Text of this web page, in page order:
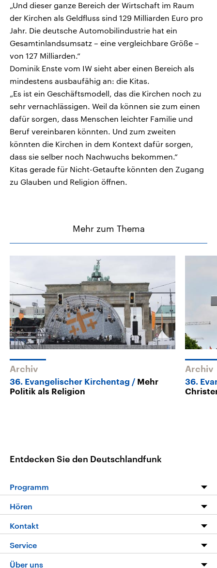
„Und dieser ganze Bereich der Wirtschaft im Raum
der Kirchen als Geldfluss sind 129 Milliarden Euro pro
Jahr. Die deutsche Automobilindustrie hat ein
Gesamtinlandsumsatz – eine vergleichbare Größe –
von 127 Milliarden.“
Dominik Enste vom IW sieht aber einen Bereich als
mindestens ausbaufähig an: die Kitas.
„Es ist ein Geschäftsmodell, das die Kirchen noch zu
sehr vernachlässigen. Weil da können sie zum einen
dafür sorgen, dass Menschen leichter Familie und
Beruf vereinbaren könnten. Und zum zweiten
könnten die Kirchen in dem Kontext dafür sorgen,
dass sie selber noch Nachwuchs bekommen.“
Kitas gerade für Nicht-Getaufte könnten den Zugang
zu Glauben und Religion öffnen.
Mehr zum Thema
Archiv
36. Evangelischer Kirchentag
Mehr
Politik als Religion
Archiv
36.
Entdecken Sie den Deutschlandfunk
Programm
Programm
Die Nachrichten
Nachrichtenleicht
Neue Beiträge auf dlf.de
Hören
Livestream
Podcasts
Kontakt
Hörerservice
Service
FAQ
Über uns